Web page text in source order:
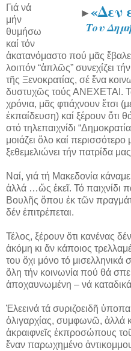
►«Δεν
Του
Γιά νά
μήν
θυμήσω
καί τόν
ἀκατανόμαστο πού μᾶς
λοιπόν “ἁπλῶς” συνεχίζει
τῆς Ξενοκρατίας, σέ ἕνα
δυστυχῶς τούς ΑΝΕΧΕΤΑΙ.
χρόνια, μᾶς φτιάχνουν ἔτσι
ἐκπαίδευση) καί ξέρουν ὅτι
στό τηλεπαιχνίδι
μοιάζει ὅλο καί
ξεθεμελιώνει τήν πατρίδα
Ναί, γιά τή Μακεδονία
ἀλλά …ὥς ἐκεῖ. Τό παιχνίδι
Βουλῆς ὅπου ἐκ τῶν
δέν ἐπιτρέπεται.
Τέλος, ξέρουν ὅτι κανένας
ἀκόμη κι ἄν κάποιος
του ὄχι μόνο τό μισελληνικά
ὅλη τήν κοινωνία πού θά
ἀποχαυνωμένη – νά
Ἐλεεινά τά συριζοειδῆ
ὀλιγαρχίας, συμφωνῶ, ἀλλά
ἀκραιφνεῖς ἐκπροσώπους
ἕναν παρωχημένο